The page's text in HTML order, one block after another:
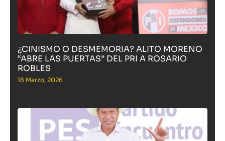
¿CINISMO O DESMEMORIA? ALITO MORENO
“ABRE LAS PUERTAS” DEL PRI A ROSARIO
ROBLES
18 Marzo, 2026